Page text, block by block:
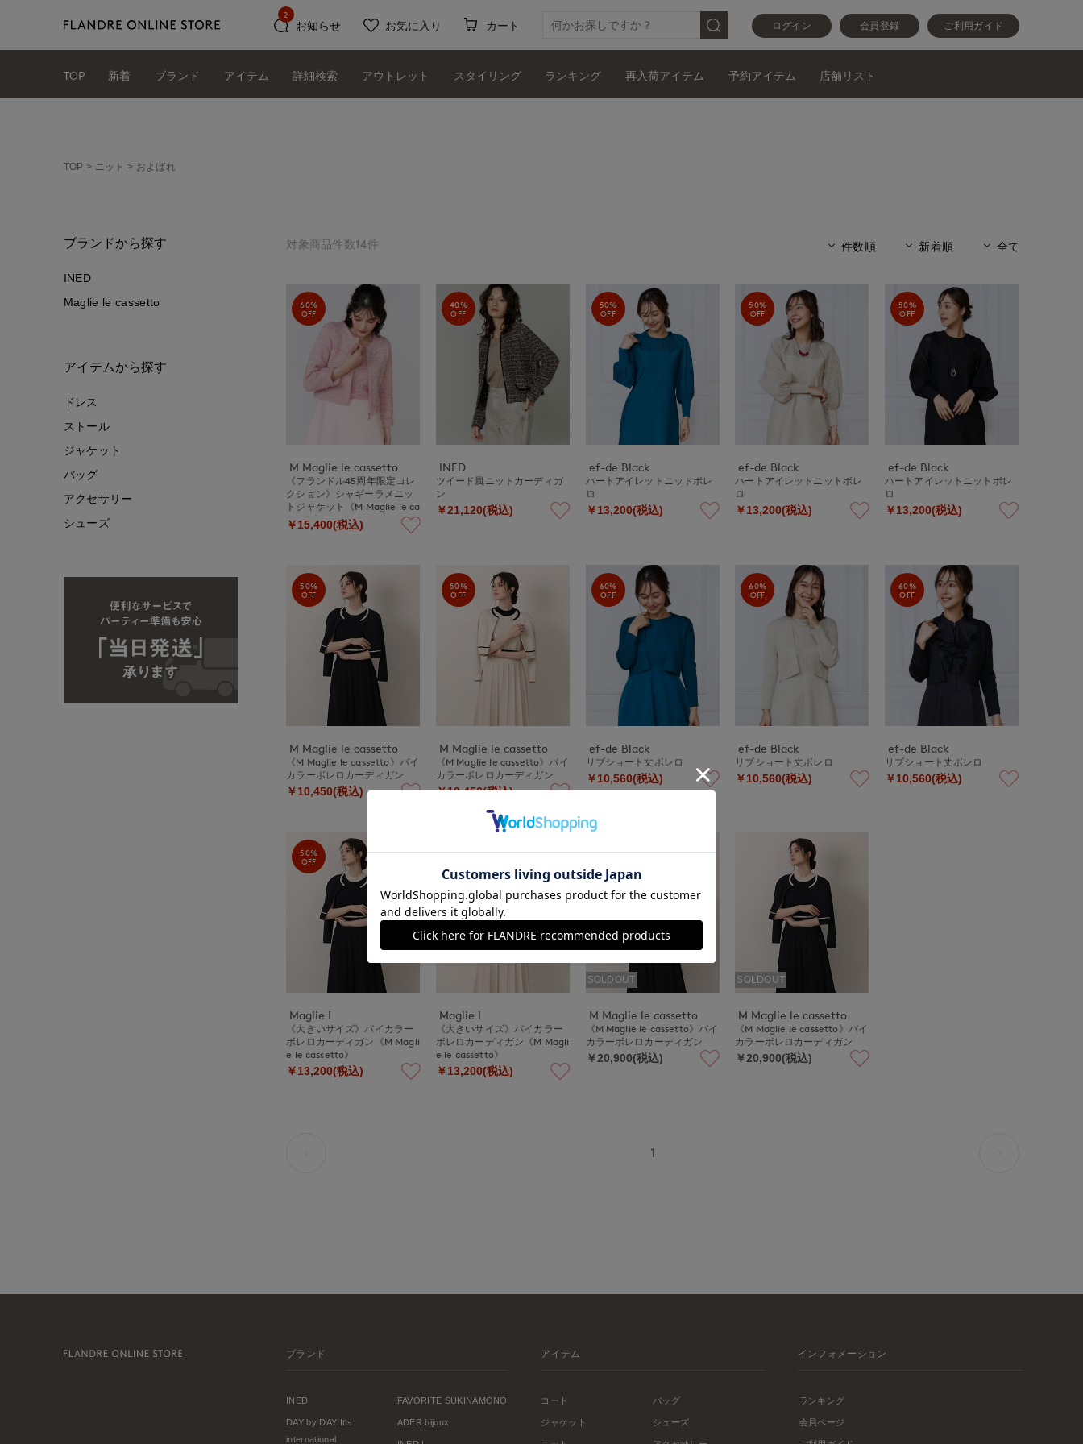
ログイン 会員登録 ご利用ガイド
お知らせ
2
お気に入り カート
TOP 新着 ブランド アイテム 詳細検索 アウトレット スタイリング ランキング 再入荷アイテム 予約アイテム 店舗リスト
TOP ニット およばれ
件数順 新着順 全て
対象商品件数14件
60%
OFF
M Maglie le cassetto
《フランドル45周年限定コレ
クション》シャギーラメニッ
トジャケット《M Maglie le ca
ssetto》
￥15,400(税込)
40%
OFF
INED
ツイード風ニットカーディガ
ン
￥21,120(税込)
50%
OFF
ef-de Black
ハートアイレットニットボレ
ロ
￥13,200(税込)
50%
OFF
ef-de Black
ハートアイレットニットボレ
ロ
￥13,200(税込)
50%
OFF
ef-de Black
ハートアイレットニットボレ
ロ
￥13,200(税込)
50%
OFF
M Maglie le cassetto
《M Maglie le cassetto》バイ
カラーボレロカーディガン
￥10,450(税込)
50%
OFF
M Maglie le cassetto
《M Maglie le cassetto》バイ
カラーボレロカーディガン
￥10,450(税込)
60%
OFF
ef-de Black
リブショート丈ボレロ
￥10,560(税込)
60%
OFF
ef-de Black
リブショート丈ボレロ
￥10,560(税込)
60%
OFF
ef-de Black
リブショート丈ボレロ
￥10,560(税込)
50%
OFF
Maglie L
《大きいサイズ》バイカラー
ボレロカーディガン《M Magli
e le cassetto》
￥13,200(税込)
50%
Maglie L
《大きいサイズ》バイカラー
ボレロカーディガン《M Magli
e le cassetto》
￥13,200(税込)
SOLDOUT
M Maglie le cassetto
《M Maglie le cassetto》バイ
カラーボレロカーディガン
￥20,900(税込)
SOLDOUT
M Maglie le cassetto
《M Maglie le cassetto》バイ
カラーボレロカーディガン
￥20,900(税込)
1
ブランドから探す
INED
Maglie le cassetto
アイテムから探す
ドレス
ストール
ジャケット
バッグ
アクセサリー
シューズ
ブランド
INED
DAY by DAY It's
international
FAVORITE SUKINAMONO
ADER.bijoux
アイテム
コート
ジャケット
バッグ
シューズ
インフォメーション
ランキング
会員ページ